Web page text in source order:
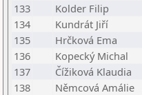
133
Kolder Filip
134
Kundrát Jiří
135
Hrčková Ema
136
Kopecký Michal
137
Čížiková Klaudia
138
Němcová Amálie